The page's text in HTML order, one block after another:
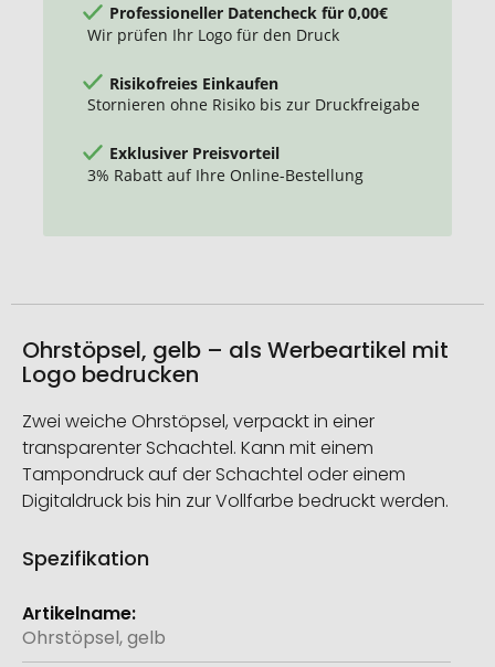
Professioneller Datencheck für 0,00€
Wir prüfen Ihr Logo für den Druck
Risikofreies Einkaufen
Stornieren ohne Risiko bis zur Druckfreigabe
Exklusiver Preisvorteil
3% Rabatt auf Ihre Online-Bestellung
Ohrstöpsel, gelb – als Werbeartikel mit
Logo bedrucken
Zwei weiche Ohrstöpsel, verpackt in einer
transparenter Schachtel. Kann mit einem
Tampondruck auf der Schachtel oder einem
Digitaldruck bis hin zur Vollfarbe bedruckt werden.
Spezifikation
Weitere
Informationen
Ohrstöpsel, gelb